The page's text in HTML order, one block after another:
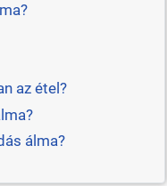
az étel?
álma?